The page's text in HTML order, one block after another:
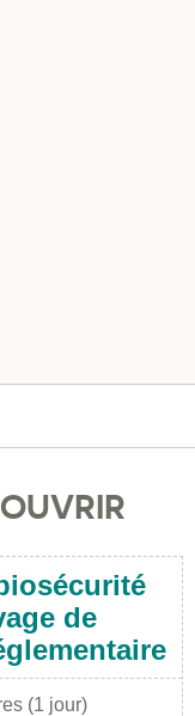
de
(1 jour)